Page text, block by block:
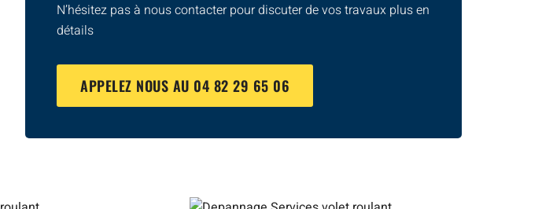
N’hésitez pas à nous contacter pour discuter de vos travaux plus en
détails
APPELEZ NOUS AU 04 82 29 65 06